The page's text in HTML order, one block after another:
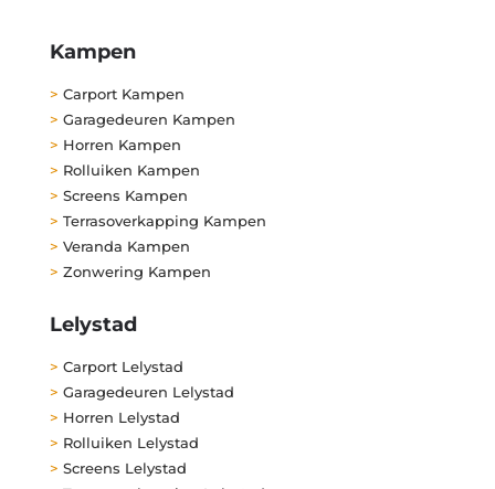
Kampen
> Carport Kampen
> Garagedeuren Kampen
> Horren Kampen
> Rolluiken Kampen
> Screens Kampen
> Terrasoverkapping Kampen
> Veranda Kampen
> Zonwering Kampen
Lelystad
> Carport Lelystad
> Garagedeuren Lelystad
> Horren Lelystad
> Rolluiken Lelystad
> Screens Lelystad